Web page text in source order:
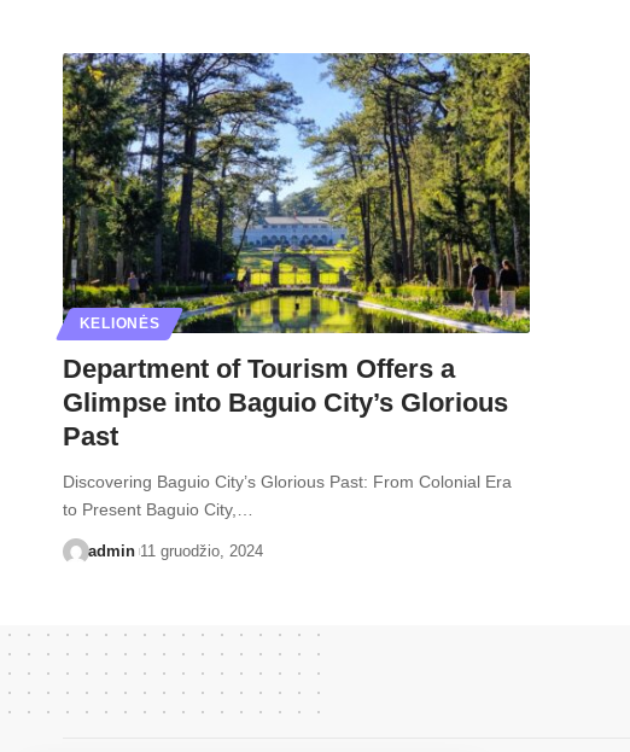
KELIONĖS
Department of Tourism Offers a
Glimpse into Baguio City’s Glorious
Past
Discovering Baguio City’s Glorious Past: From Colonial Era
to Present Baguio City,…
admin 11 gruodžio, 2024